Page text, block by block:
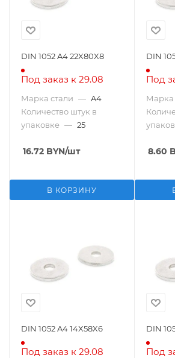
DIN 1052 A4 22X80X8
Под заказ к 29.08
Марка стали — A4
Количество штук в
упаковке — 25
16.72 BYN/шт
В КОРЗИНУ
DIN
Под
Марка
8.60
DIN 1052 A4 14X58X6
Под заказ к 29.08
DIN
Под